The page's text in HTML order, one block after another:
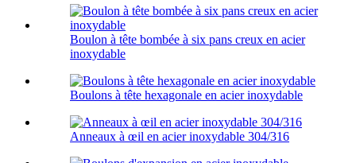
Boulon à tête bombée à six pans creux en acier
inoxydable
Boulons à tête hexagonale en acier inoxydable
Anneaux à œil en acier inoxydable 304/316